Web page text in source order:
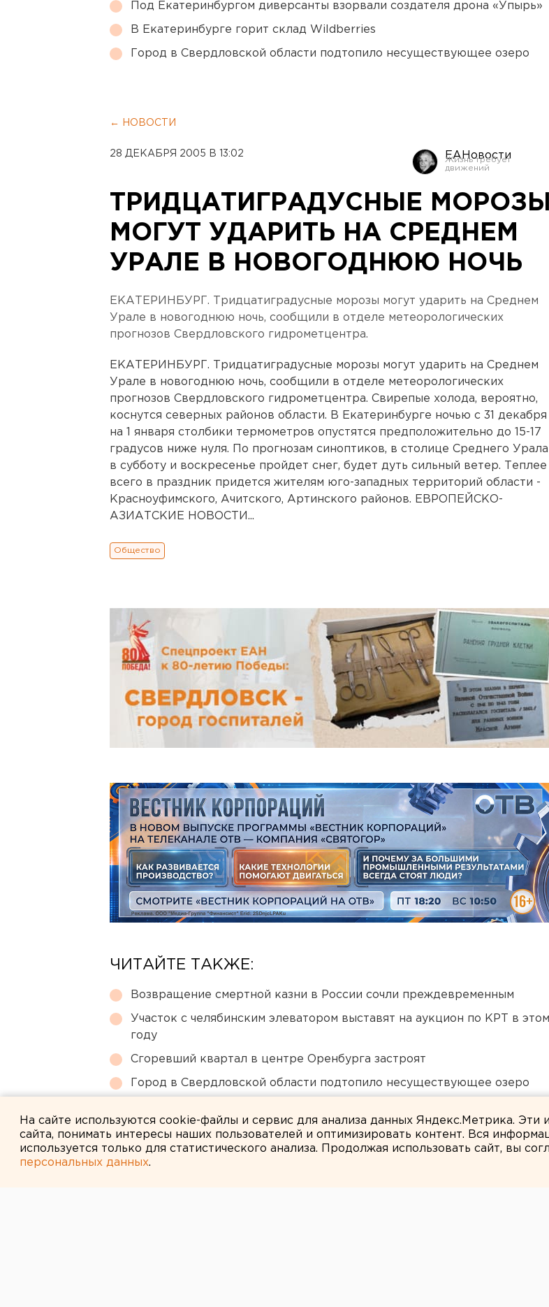
Под Екатеринбургом диверсанты взорвали создателя дрона «Упырь»
В Екатеринбурге горит склад Wildberries
Город в Свердловской области подтопило несуществующее озеро
← НОВОСТИ
28 ДЕКАБРЯ 2005 В 13:02 ЕАНовости
ТРИДЦАТИГРАДУСНЫЕ МОРОЗЫ
МОГУТ УДАРИТЬ НА СРЕДНЕМ
УРАЛЕ В НОВОГОДНЮЮ НОЧЬ
ЕКАТЕРИНБУРГ. Тридцатиградусные морозы могут ударить на Среднем
Урале в новогоднюю ночь, сообщили в отделе метеорологических
прогнозов Свердловского гидрометцентра.
ЕКАТЕРИНБУРГ. Тридцатиградусные морозы могут ударить на Среднем
Урале в новогоднюю ночь, сообщили в отделе метеорологических
прогнозов Свердловского гидрометцентра. Свирепые холода, вероятно,
коснутся северных районов области. В Екатеринбурге ночью с 31 декабря
на 1 января столбики термометров опустятся предположительно до 15-17
градусов ниже нуля. По прогнозам синоптиков, в столице Среднего Урала
в субботу и воскресенье пройдет снег, будет дуть сильный ветер. Теплее
всего в праздник придется жителям юго-западных территорий области -
Красноуфимского, Ачитского, Артинского районов. ЕВРОПЕЙСКО-
АЗИАТСКИЕ НОВОСТИ...
Общество
ЧИТАЙТЕ ТАКЖЕ:
Возвращение смертной казни в России сочли преждевременным
Участок с челябинским элеватором выставят на аукцион по КРТ в этом
году
Сгоревший квартал в центре Оренбурга застроят
Город в Свердловской области подтопило несуществующее озеро
На сайте используются cookie-файлы и сервис для анализа данных Яндекс.Метрика. Эти
сайта, понимать интересы наших пользователей и оптимизировать контент. Вся
используется только для статистического анализа. Продолжая использовать сайт, вы
персональных данных.